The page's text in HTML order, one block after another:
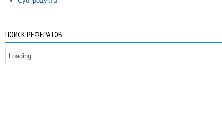
ПОИСК РЕФЕРАТОВ
Loading